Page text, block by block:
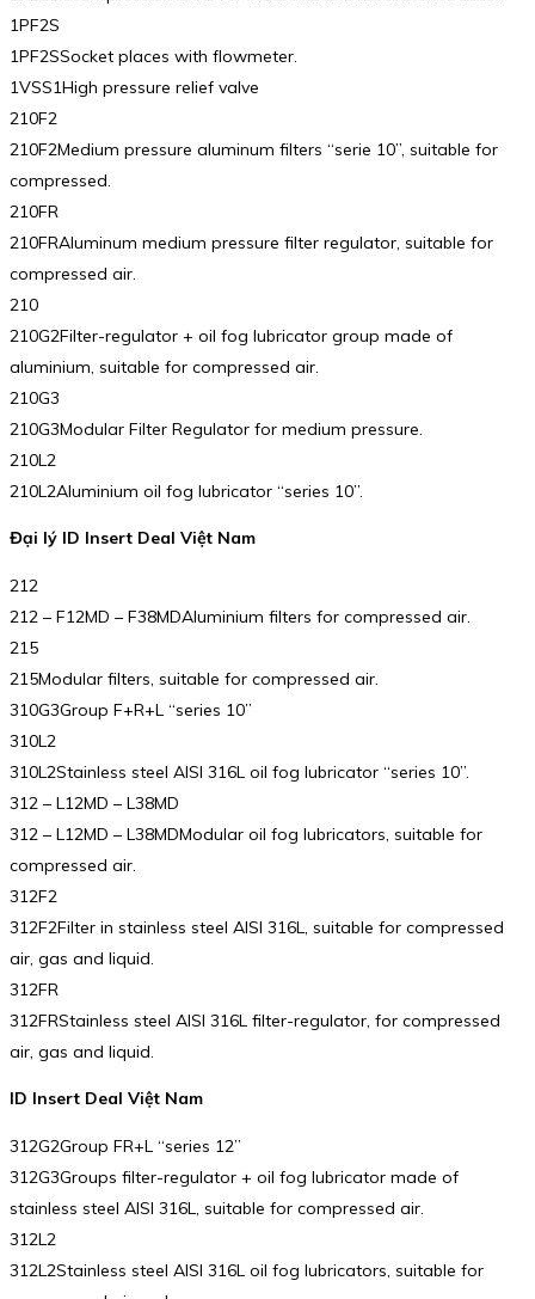
1PF2S
1PF2SSocket places with flowmeter.
1VSS1High pressure relief valve
210F2
210F2Medium pressure aluminum filters “serie 10”, suitable for
compressed.
210FR
210FRAluminum medium pressure filter regulator, suitable for
compressed air.
210
210G2Filter-regulator + oil fog lubricator group made of
aluminium, suitable for compressed air.
210G3
210G3Modular Filter Regulator for medium pressure.
210L2
210L2Aluminium oil fog lubricator “series 10”.
Đại lý ID Insert Deal Việt Nam
212
212 – F12MD – F38MDAluminium filters for compressed air.
215
215Modular filters, suitable for compressed air.
310G3Group F+R+L “series 10”
310L2
310L2Stainless steel AISI 316L oil fog lubricator “series 10”.
312 – L12MD – L38MD
312 – L12MD – L38MDModular oil fog lubricators, suitable for
compressed air.
312F2
312F2Filter in stainless steel AISI 316L, suitable for compressed
air, gas and liquid.
312FR
312FRStainless steel AISI 316L filter-regulator, for compressed
air, gas and liquid.
ID Insert Deal Việt Nam
312G2Group FR+L “series 12”
312G3Groups filter-regulator + oil fog lubricator made of
stainless steel AISI 316L, suitable for compressed air.
312L2
312L2Stainless steel AISI 316L oil fog lubricators, suitable for